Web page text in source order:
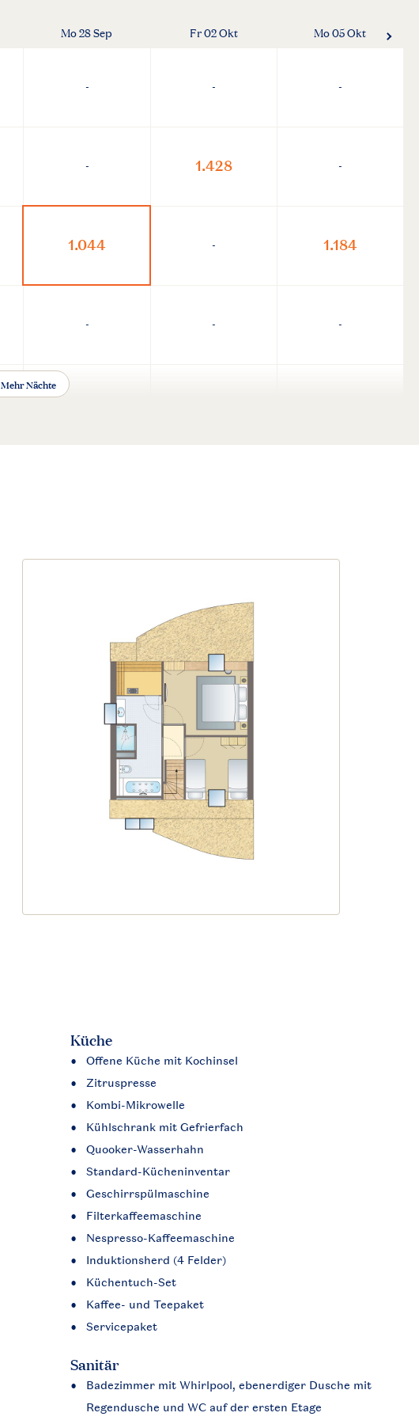
Mehr Nächte
Mo 28 Sep Fr 02 Okt Mo 05 Okt
- - -
- 1.428 -
1.044 - 1.184
- - -
Küche
Offene Küche mit Kochinsel
Zitruspresse
Kombi-Mikrowelle
Kühlschrank mit Gefrierfach
Quooker-Wasserhahn
Standard-Kücheninventar
Geschirrspülmaschine
Filterkaffeemaschine
Nespresso-Kaffeemaschine
Induktionsherd (4 Felder)
Küchentuch-Set
Kaffee- und Teepaket
Servicepaket
Sanitär
Badezimmer mit Whirlpool, ebenerdiger Dusche mit
Regendusche und WC auf der ersten Etage